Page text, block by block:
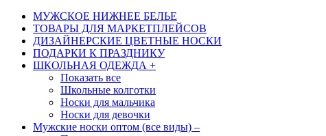
МУЖСКОЕ НИЖНЕЕ БЕЛЬЕ
ТОВАРЫ ДЛЯ МАРКЕТПЛЕЙСОВ
ДИЗАЙНЕРСКИЕ ЦВЕТНЫЕ НОСКИ
ПОДАРКИ К ПРАЗДНИКУ
ШКОЛЬНАЯ ОДЕЖДА +
Показать все
Школьные колготки
Носки для мальчика
Носки для девочки
Мужские носки оптом (все виды) –